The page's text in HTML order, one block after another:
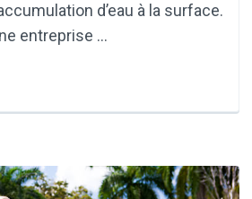
d’eau à la surface.
entreprise …